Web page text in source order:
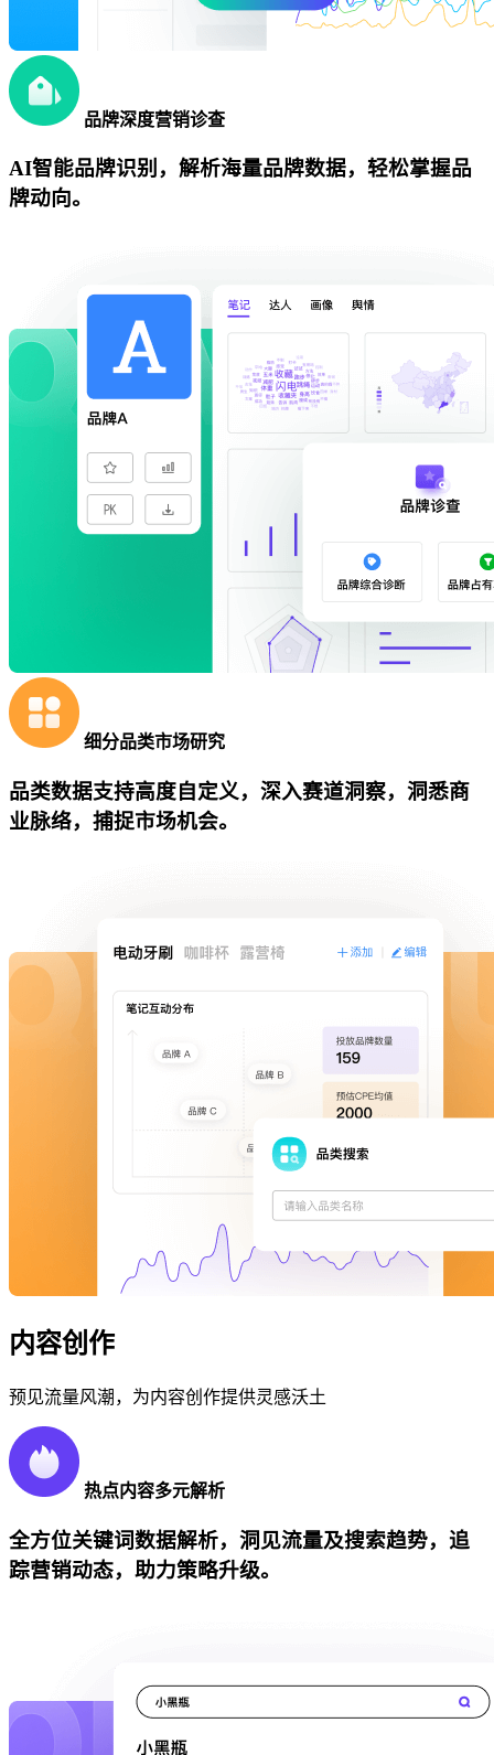
品牌深度营销诊查
AI智能品牌识别，解析海量品牌数据，轻松掌握品
牌动向。
细分品类市场研究
品类数据支持高度自定义，深入赛道洞察，洞悉商
业脉络，捕捉市场机会。
内容创作
预见流量风潮，为内容创作提供灵感沃土
热点内容多元解析
全方位关键词数据解析，洞见流量及搜索趋势，追
踪营销动态，助力策略升级。